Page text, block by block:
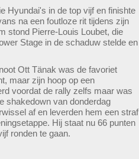
Hyundai's in de top vijf en finishte
na een foutloze rit tijdens zijn
stond Pierre-Louis Loubet, die
Stage in de schaduw stelde en
Ott Tänak was de favoriet
maar zijn hoop op een
voordat de rally zelfs maar was
shakedown van donderdag
af en leverden hem een ​​straf
Hij staat nu 66 punten
ronden te gaan.